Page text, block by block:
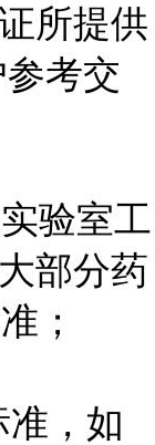
所提供
考交
验室工
部分药
；
，如